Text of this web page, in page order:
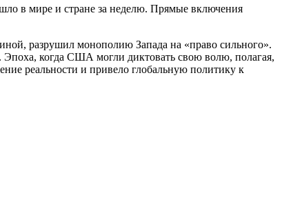
в мире и стране за неделю. Прямые включения
разрушил монополию Запада на «право сильного».
Эпоха, когда США могли диктовать свою волю, полагая,
реальности и привело глобальную политику к